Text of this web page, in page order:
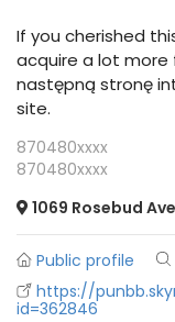
If you cherished
acquire a lot more
następną stronę
site.
870480xxxx
870480xxxx
1069 Rosebud
Public profile
https://
id=362846